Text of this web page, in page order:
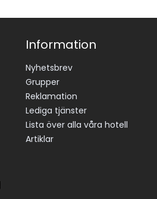
Information
Nyhetsbrev
Grupper
Reklamation
Lediga tjänster
Lista över alla våra hotell
Artiklar